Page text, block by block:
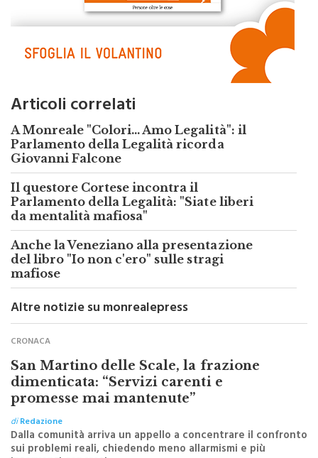
A Monreale "Colori... Amo Legalità": il
Parlamento della Legalità ricorda
Giovanni Falcone
Parlamento della Legalità: "Siate liberi
da mentalità mafiosa"
del libro "Io non c'ero" sulle stragi
mafiose
Altre notizie su monrealepress
CRONACA
San Martino delle Scale, la frazione
dimenticata: “Servizi carenti e
promesse mai mantenute”
diRedazione
Dalla comunità arriva un appello a concentrare il confronto
sui problemi reali, chiedendo meno allarmismi e più
interventi concreti